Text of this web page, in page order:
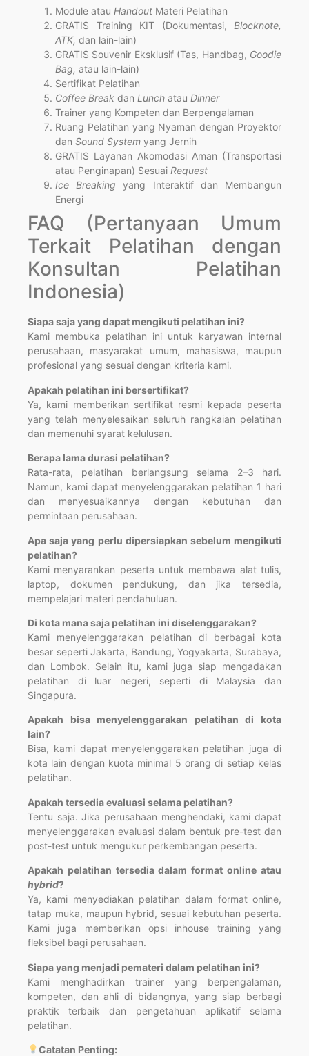
Module atau Handout Materi Pelatihan
GRATIS Training KIT (Dokumentasi, Blocknote,
ATK, dan lain-lain)
GRATIS Souvenir Eksklusif (Tas, Handbag, Goodie
Bag, atau lain-lain)
Sertifikat Pelatihan
Coffee Break dan Lunch atau Dinner
Trainer yang Kompeten dan Berpengalaman
Ruang Pelatihan yang Nyaman dengan Proyektor
dan Sound System yang Jernih
GRATIS Layanan Akomodasi Aman (Transportasi
atau Penginapan) Sesuai Request
Ice Breaking yang Interaktif dan Membangun
Energi
FAQ (Pertanyaan Umum
Terkait Pelatihan dengan
Konsultan Pelatihan
Indonesia)
Siapa saja yang dapat mengikuti pelatihan ini?
Kami membuka pelatihan ini untuk karyawan internal
perusahaan, masyarakat umum, mahasiswa, maupun
profesional yang sesuai dengan kriteria kami.
Apakah pelatihan ini bersertifikat?
Ya, kami memberikan sertifikat resmi kepada peserta
yang telah menyelesaikan seluruh rangkaian pelatihan
dan memenuhi syarat kelulusan.
Berapa lama durasi pelatihan?
Rata-rata, pelatihan berlangsung selama 2–3 hari.
Namun, kami dapat menyelenggarakan pelatihan 1 hari
dan menyesuaikannya dengan kebutuhan dan
permintaan perusahaan.
Apa saja yang perlu dipersiapkan sebelum mengikuti
pelatihan?
Kami menyarankan peserta untuk membawa alat tulis,
laptop, dokumen pendukung, dan jika tersedia,
mempelajari materi pendahuluan.
Di kota mana saja pelatihan ini diselenggarakan?
Kami menyelenggarakan pelatihan di berbagai kota
besar seperti Jakarta, Bandung, Yogyakarta, Surabaya,
dan Lombok. Selain itu, kami juga siap mengadakan
pelatihan di luar negeri, seperti di Malaysia dan
Singapura.
Apakah bisa menyelenggarakan pelatihan di kota
lain?
Bisa, kami dapat menyelenggarakan pelatihan juga di
kota lain dengan kuota minimal 5 orang di setiap kelas
pelatihan.
Apakah tersedia evaluasi selama pelatihan?
Tentu saja. Jika perusahaan menghendaki, kami dapat
menyelenggarakan evaluasi dalam bentuk pre-test dan
post-test untuk mengukur perkembangan peserta.
Apakah pelatihan tersedia dalam format online atau
hybrid?
Ya, kami menyediakan pelatihan dalam format online,
tatap muka, maupun hybrid, sesuai kebutuhan peserta.
Kami juga memberikan opsi inhouse training yang
fleksibel bagi perusahaan.
Siapa yang menjadi pemateri dalam pelatihan ini?
Kami menghadirkan trainer yang berpengalaman,
kompeten, dan ahli di bidangnya, yang siap berbagi
praktik terbaik dan pengetahuan aplikatif selama
pelatihan.
Catatan Penting: